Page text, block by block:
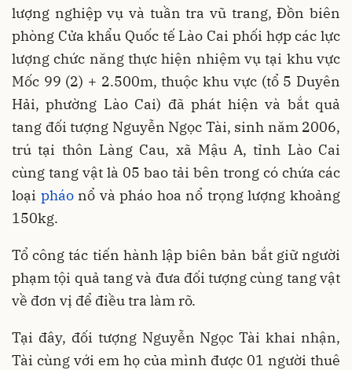
lượng nghiệp vụ và tuần tra vũ trang, Đồn biên
phòng Cửa khẩu Quốc tế Lào Cai phối hợp các lực
lượng chức năng thực hiện nhiệm vụ tại khu vực
Mốc 99 (2) + 2.500m, thuộc khu vực (tổ 5 Duyên
Hải, phường Lào Cai) đã phát hiện và bắt quả
tang đối tượng Nguyễn Ngọc Tài, sinh năm 2006,
trú tại thôn Làng Cau, xã Mậu A, tỉnh Lào Cai
cùng tang vật là 05 bao tải bên trong có chứa các
loại pháonổ và pháo hoa nổ trọng lượng khoảng
150kg.
Tổ công tác tiến hành lập biên bản bắt giữ người
phạm tội quả tang và đưa đối tượng cùng tang vật
về đơn vị để điều tra làm rõ.
Tại đây, đối tượng Nguyễn Ngọc Tài khai nhận,
Tài cùng với em họ của mình được 01 người thuê